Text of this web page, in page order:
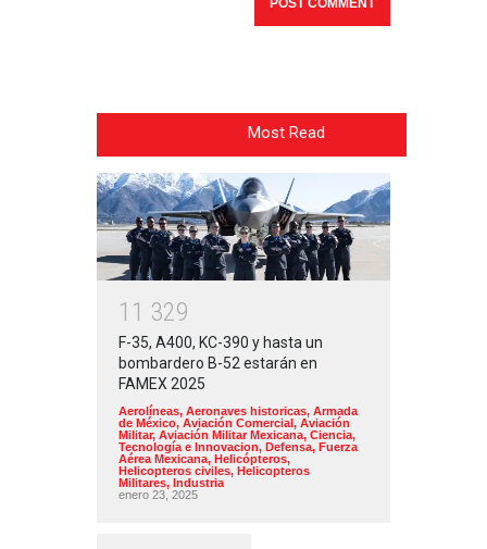
Most Read
1 1 329
F-35, A400, KC-390 y hasta un
bombardero B-52 estarán en
FAMEX 2025
Aerolíneas, Aeronaves historicas, Armada
de México, Aviación Comercial, Aviación
Militar, Aviación Militar Mexicana, Ciencia,
Tecnología e Innovacion, Defensa, Fuerza
Aérea Mexicana, Helicópteros,
Helicopteros civiles, Helicopteros
Militares, Industria
enero 23, 2025